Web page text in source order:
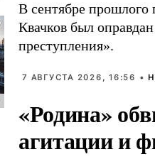
В сентябре прошлого
Квачков был
преступления».
7 АВГУСТА 2026, 16:56 •
«Родина»
агитации и